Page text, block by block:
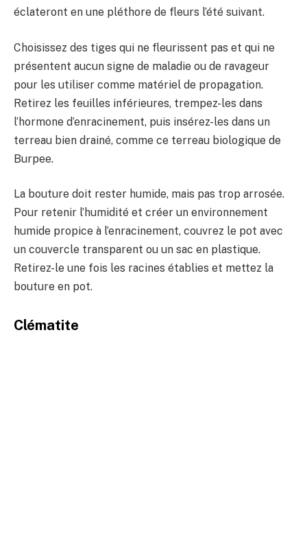
éclateront en une pléthore de fleurs l’été suivant.
Choisissez des tiges qui ne fleurissent pas et qui ne
présentent aucun signe de maladie ou de ravageur
pour les utiliser comme matériel de propagation.
Retirez les feuilles inférieures, trempez-les dans
l’hormone d’enracinement, puis insérez-les dans un
terreau bien drainé, comme ce terreau biologique de
Burpee.
La bouture doit rester humide, mais pas trop arrosée.
Pour retenir l’humidité et créer un environnement
humide propice à l’enracinement, couvrez le pot avec
un couvercle transparent ou un sac en plastique.
Retirez-le une fois les racines établies et mettez la
bouture en pot.
Clématite